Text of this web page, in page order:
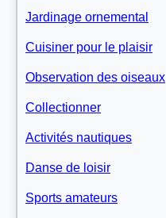
Jardinage ornemental
Cuisiner pour le plaisir
Observation des oiseaux
Collectionner
Activités nautiques
Danse de loisir
Sports amateurs